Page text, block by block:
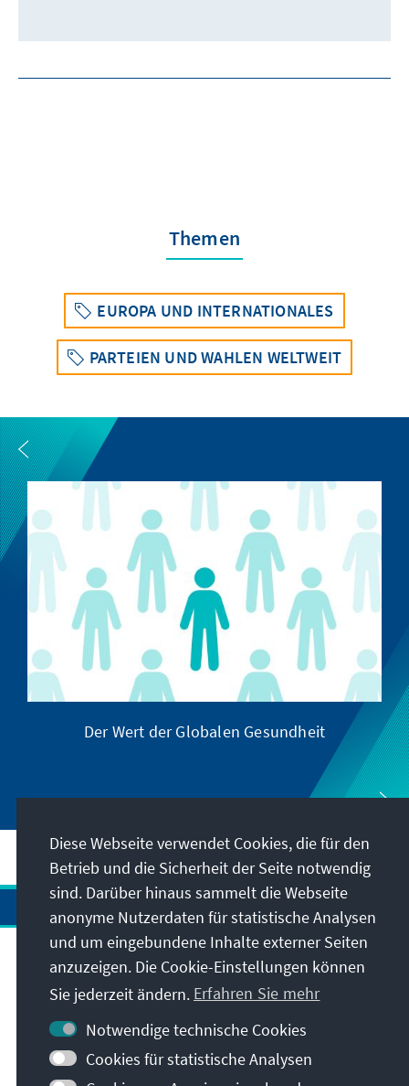
Themen
EUROPA UND INTERNATIONALES
PARTEIEN UND WAHLEN WELTWEIT
Der Wert der Globalen Gesundheit
Anschrift
Kontakt
Besuchen Sie auch
Diese Webseite verwendet Cookies, die für den
Betrieb und die Sicherheit der Seite notwendig
sind. Darüber hinaus sammelt die Webseite
anonyme Nutzerdaten für statistische Analysen
und um eingebundene Inhalte externer Seiten
anzuzeigen. Die Cookie-Einstellungen können
Sie jederzeit ändern. Erfahren Sie mehr
Notwendige technische Cookies
Cookies für statistische Analysen